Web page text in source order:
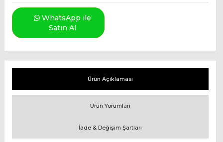
WhatsApp ile
Satın Al
Ürün Açıklaması
Ürün Yorumları
İade & Değişim Şartları